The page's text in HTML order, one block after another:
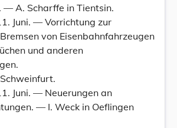
— A. Scharffe in Tientsin.
Juni. — Vorrichtung zur
von Eisenbahnfahrzeugen
und anderen
Juni. — Neuerungen an
— I. Weck in Oeflingen